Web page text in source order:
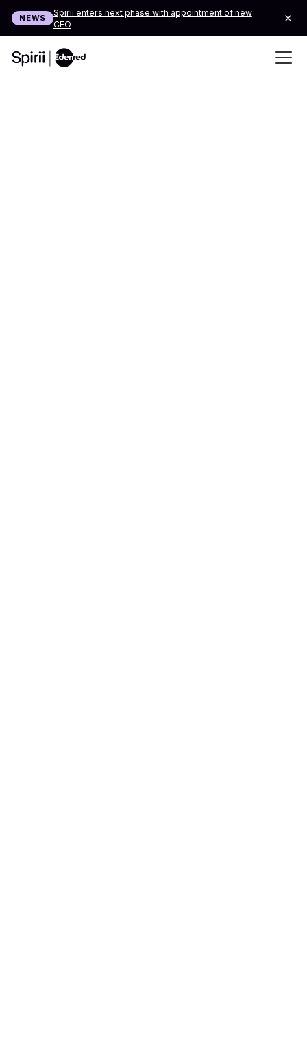
NEWS
Spirii enters next phase with appointment of new
CEO
Now available on demand: Charger Migration in
Practice